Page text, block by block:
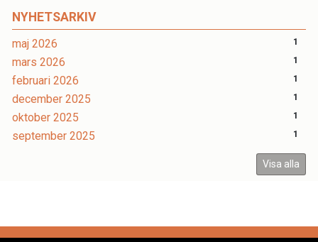
NYHETSARKIV
maj 2026 1
mars 2026 1
februari 2026 1
december 2025 1
oktober 2025 1
september 2025 1
Visa alla